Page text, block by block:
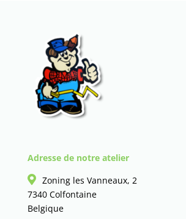
Adresse de notre atelier
Zoning les Vanneaux, 2
7340 Colfontaine
Belgique